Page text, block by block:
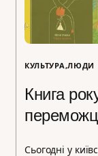
КУЛЬТУРА ЛЮДИ
Книга
Сьогодні у